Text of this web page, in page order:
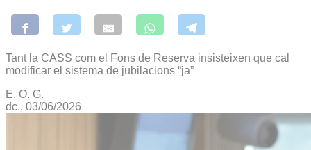
Tant la CASS com el Fons de Reserva insisteixen que cal
modificar el sistema de jubilacions “ja”
E. O. G.
dc., 03/06/2026